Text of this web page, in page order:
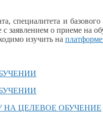
специалитета и базового
с заявлением о приеме на
изучить на
ЦЕЛЕВОЕ ОБУЧЕНИЕ